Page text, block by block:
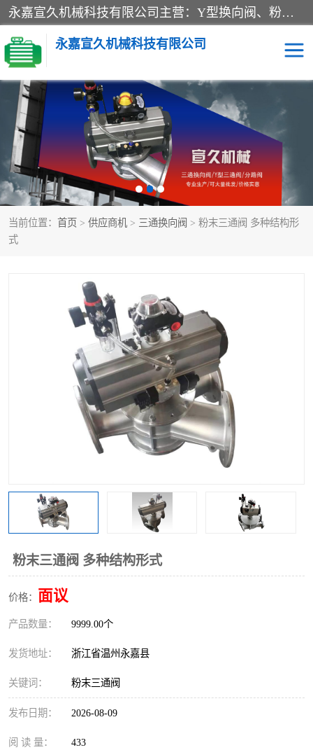
永嘉宣久机械科技有限公司主营：Y型换向阀、粉体换向阀、板式换向阀、三通换向阀、三通换向器、三通分路阀、管路换向阀等产品及服务。
永嘉宣久机械科技有限公司
当前位置： 首页 > 供应商机 > 三通换向阀 > 粉末三通阀 多种结构形
式
粉末三通阀 多种结构形式
价格： 面议
产品数量： 9999.00个
发货地址： 浙江省温州永嘉县
关键词： 粉末三通阀
发布日期： 2026-08-09
阅 读 量： 433
换向阀 Y型换向阀
板式换向阀 粉料换向阀
粉体换向阀 管道换向阀
管路换向阀 三通换向阀
气动三通阀 不锈钢三通阀
Y型转向阀 翻板转向阀
粉体转向阀 Y型球阀
气动球阀
Y型分路阀
粉体分路阀
管道换向器